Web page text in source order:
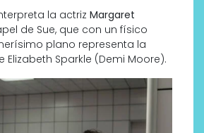
la actriz Margaret
de Sue, que con un físico
plano representa la
Elizabeth Sparkle (Demi Moore).